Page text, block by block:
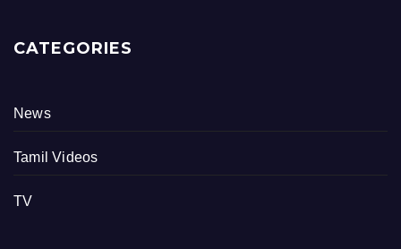
CATEGORIES
News
Tamil Videos
TV